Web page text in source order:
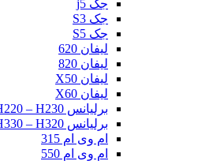
جک j5
جک S3
جک S5
لیفان 620
لیفان 820
لیفان X50
لیفان X60
برلیانس H220 – H230
برلیانس H330 – H320
ام وی ام 315
ام وی ام 550